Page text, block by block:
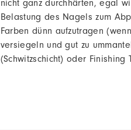
nicht ganz durchhärten, egal
Belastung des Nagels zum
Farben dünn aufzutragen
versiegeln und gut zu
(Schwitzschicht) oder Finishing